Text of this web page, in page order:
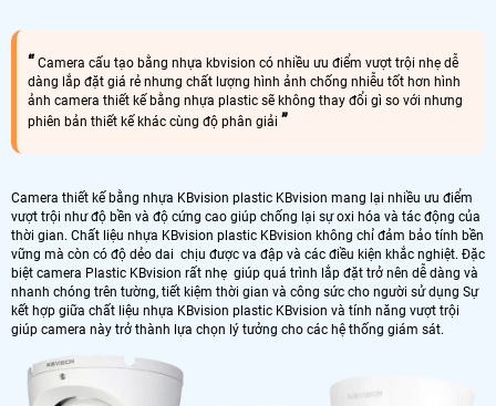
Camera cấu tạo bằng nhựa kbvision có nhiều ưu điểm vượt trội nhẹ dễ
dàng lắp đặt giá rẻ nhưng chất lượng hình ảnh chống nhiễu tốt hơn hình
ảnh camera thiết kế bằng nhựa plastic sẽ không thay đổi gì so với nhưng
phiên bản thiết kế khác cùng độ phân giải
Camera thiết kế bằng nhựa KBvision plastic KBvision mang lại nhiều ưu điểm
vượt trội như độ bền và độ cứng cao giúp chống lại sự oxi hóa và tác động của
thời gian. Chất liệu nhựa KBvision plastic KBvision không chỉ đảm bảo tính bền
vững mà còn có độ dẻo dai chịu được va đập và các điều kiện khắc nghiệt. Đặc
biệt camera Plastic KBvision rất nhẹ giúp quá trình lắp đặt trở nên dễ dàng và
nhanh chóng trên tường, tiết kiệm thời gian và công sức cho người sử dụng Sự
kết hợp giữa chất liệu nhựa KBvision plastic KBvision và tính năng vượt trội
giúp camera này trở thành lựa chọn lý tưởng cho các hệ thống giám sát.